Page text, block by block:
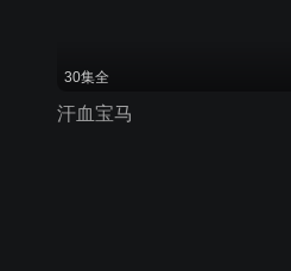
30集全
汗血宝马